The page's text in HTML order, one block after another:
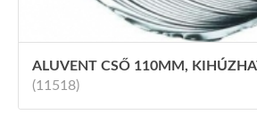
ALUVENT CSŐ 110MM,
(11518)